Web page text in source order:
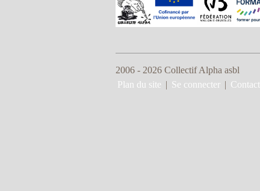
2006 - 2026 Collectif Alpha asbl
Plan du site | Se connecter | Contact